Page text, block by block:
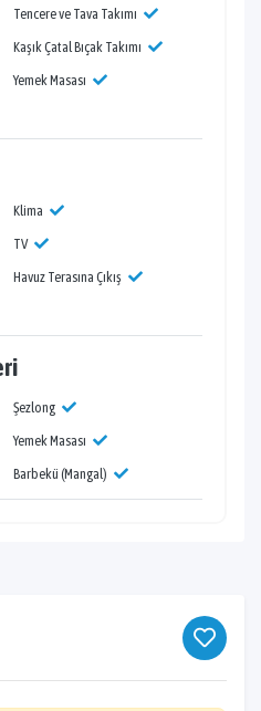
Tencere ve Tava Takımı
Kaşık Çatal Bıçak Takımı
Yemek Masası
Klima
TV
Havuz Terasına Çıkış
Şezlong
Yemek Masası
Barbekü (Mangal)